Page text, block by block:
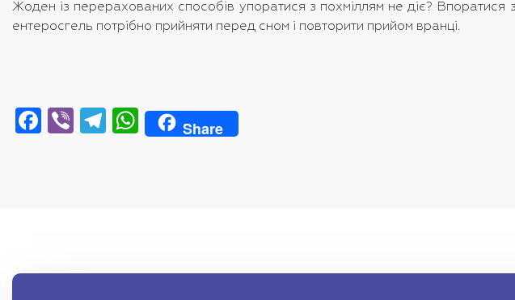
Жоден із перерахованих способів упоратися з похміллям не діє? Впоратися
ентеросгель потрібно прийняти перед сном і повторити прийом вранці.
Facebook
ViberTelegram
WhatsApp
Share